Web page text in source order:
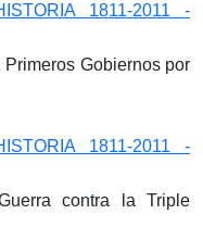
1811-2011 -
Gobiernos por
1811-2011 -
contra la Triple